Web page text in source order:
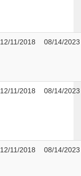
12/11/2018 08/14/2023
12/11/2018 08/14/2023
12/11/2018 08/14/2023